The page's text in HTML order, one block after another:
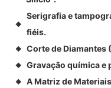
◆
Serigrafia e
fiéis.
◆ Corte de Diamantes
◆ Gravação química
◆ A Matriz de